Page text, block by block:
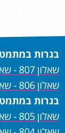
בגרות במתמטיקה -
שאלון 807 - שאלון 582
שאלון 806 - שאלון 581
בגרות במתמטיקה -
שאלון 805 - שאלון 482